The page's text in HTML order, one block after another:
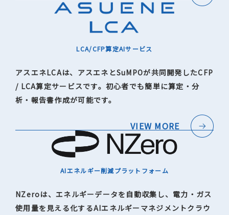
LCA/CFP算定AIサービス
アスエネLCAは、アスエネとSuMPOが共同開発したCFP
/ LCA算定サービスです。初心者でも簡単に算定・分
析・報告書作成が可能です。
VIEW MORE
AIエネルギー削減プラットフォーム
NZeroは、エネルギーデータを自動収集し、電力・ガス
使用量を見える化するAIエネルギーマネジメントクラウ